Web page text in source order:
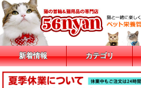
新着情報 カテゴリ